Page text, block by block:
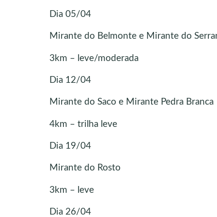
Dia 05/04
Mirante do Belmonte e Mirante do
3km – leve/moderada
Dia 12/04
Mirante do Saco e Mirante Pedra Branca
4km – trilha leve
Dia 19/04
Mirante do Rosto
3km – leve
Dia 26/04